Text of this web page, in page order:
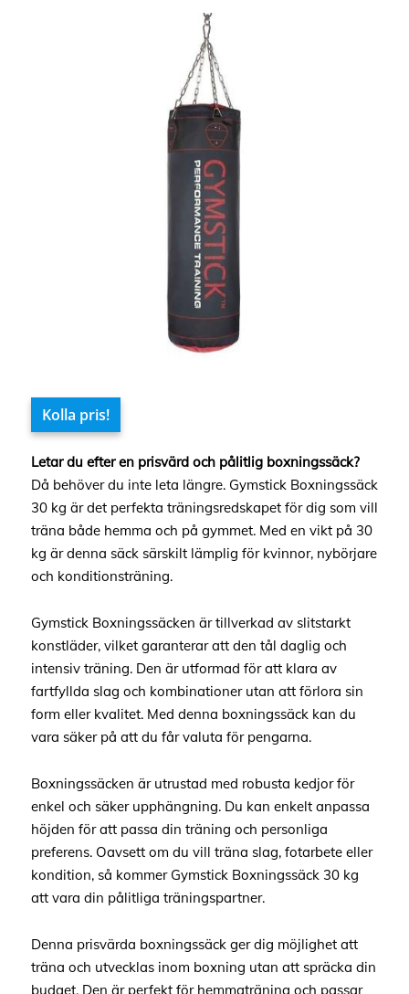
Kolla pris!
Letar du efter en prisvärd och pålitlig boxningssäck?
Då behöver du inte leta längre. Gymstick Boxningssäck
30 kg är det perfekta träningsredskapet för dig som vill
träna både hemma och på gymmet. Med en vikt på 30
kg är denna säck särskilt lämplig för kvinnor, nybörjare
och konditionsträning.
Gymstick Boxningssäcken är tillverkad av slitstarkt
konstläder, vilket garanterar att den tål daglig och
intensiv träning. Den är utformad för att klara av
fartfyllda slag och kombinationer utan att förlora sin
form eller kvalitet. Med denna boxningssäck kan du
vara säker på att du får valuta för pengarna.
Boxningssäcken är utrustad med robusta kedjor för
enkel och säker upphängning. Du kan enkelt anpassa
höjden för att passa din träning och personliga
preferens. Oavsett om du vill träna slag, fotarbete eller
kondition, så kommer Gymstick Boxningssäck 30 kg
att vara din pålitliga träningspartner.
Denna prisvärda boxningssäck ger dig möjlighet att
träna och utvecklas inom boxning utan att spräcka din
budget. Den är perfekt för hemmaträning och passar